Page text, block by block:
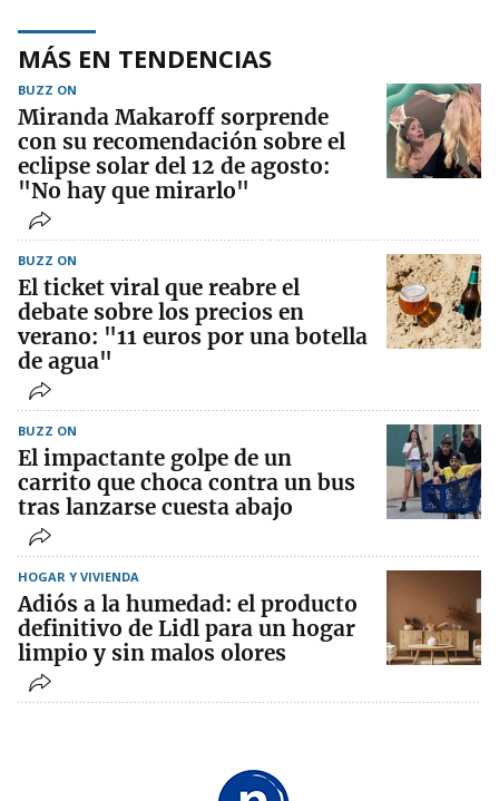
MÁS EN TENDENCIAS
BUZZ ON
Miranda Makaroff sorprende
con su recomendación sobre el
eclipse solar del 12 de agosto:
"No hay que mirarlo"
BUZZ ON
El ticket viral que reabre el
debate sobre los precios en
verano: "11 euros por una botella
de agua"
BUZZ ON
El impactante golpe de un
carrito que choca contra un bus
tras lanzarse cuesta abajo
HOGAR Y VIVIENDA
Adiós a la humedad: el producto
definitivo de Lidl para un hogar
limpio y sin malos olores